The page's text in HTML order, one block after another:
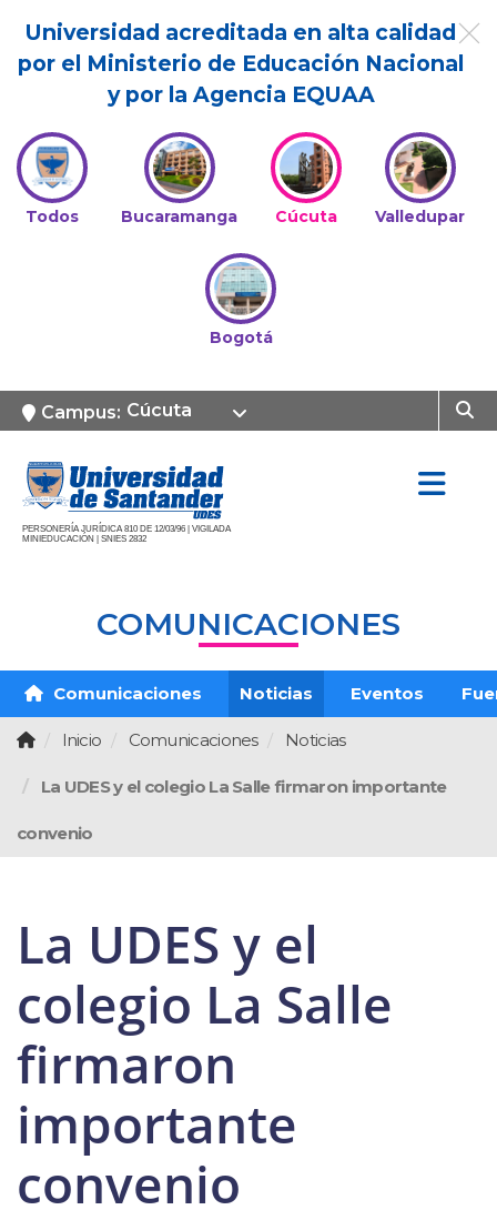
Universidad acreditada en alta calidad
por el Ministerio de Educación Nacional
y por la Agencia EQUAA
Todos Bucaramanga Cúcuta Valledupar
Bogotá
Campus: Cúcuta
PERSONERÍA JURÍDICA 810 DE 12/03/96 | VIGILADA
MINIEDUCACIÓN | SNIES 2832
COMUNICACIONES
Comunicaciones Noticias Eventos
Inicio Comunicaciones Noticias
La UDES y el colegio La Salle firmaron importante
convenio
La UDES y el
colegio La Salle
firmaron
importante
convenio